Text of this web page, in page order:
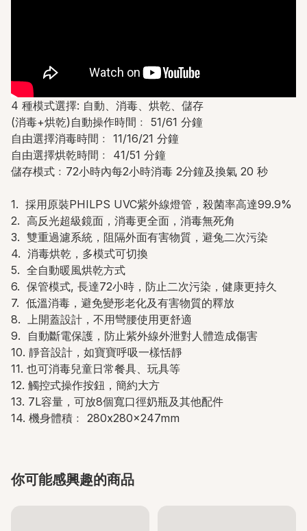
4 種模式選擇: 自動、消毒、烘乾、儲存
(消毒+烘乾)自動操作時間﹕ 51/61 分鐘
自由選擇消毒時間﹕ 11/16/21 分鐘
自由選擇烘乾時間﹕ 41/51 分鐘
儲存模式﹕72小時內每2小時消毒 2分鐘及換氣 20 秒
1. 採用原裝PHILPS UVC紫外線燈管，殺菌率高達99.9%
2. 高反光超級鏡面，消毒更全面，消毒無死角
3. 雙重過濾系統，阻隔外面有害物質，避兔二次污染
4. 消毒烘乾，多模式可切換
5. 全自動暖風烘乾方式
6. 保管模式, 長達72小時，防止二次污染，健康更持久
7. 低溫消毒，避免變形老化及有害物質的釋放
8. 上開蓋設計，不用彎腰使用更舒適
9. 自動斷電保護，防止紫外線外泄對人體造成傷害
10. 靜音設計，如寶寶呼吸一樣恬靜
11. 也可消毒兒童日常餐具、玩具等
12. 觸控式操作按鈕，簡約大方
13. 7L容量，可放8個寬口徑奶瓶及其他配件
14. 機身體積﹕ 280x280x247mm
你可能感興趣的商品